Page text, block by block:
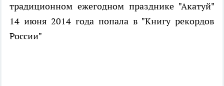
традиционном ежегодном празднике "Акатуй"
14 июня 2014 года попала в "Книгу рекордов
России"